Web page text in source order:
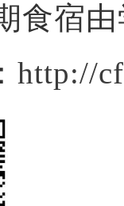
食宿
http://